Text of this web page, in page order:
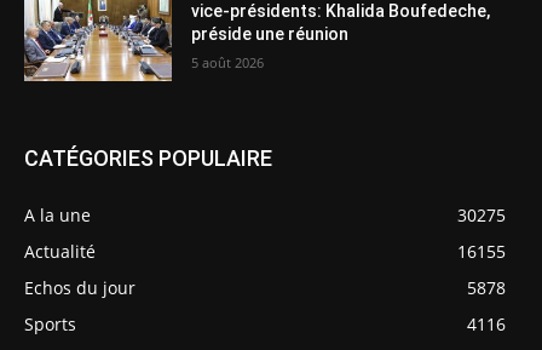
vice-présidents: Khalida Boufedeche,
préside une réunion
5 août 2026
CATÉGORIES POPULAIRE
A la une
30275
Actualité
16155
Echos du jour
5878
Sports
4116